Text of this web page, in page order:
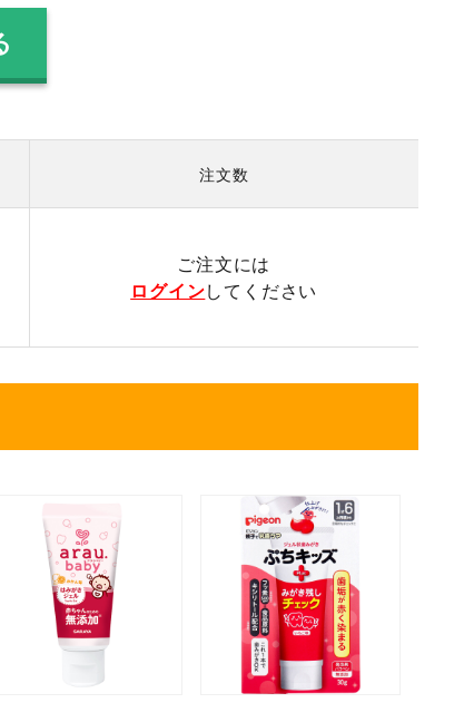
注文数
ご注文には
ログインしてください